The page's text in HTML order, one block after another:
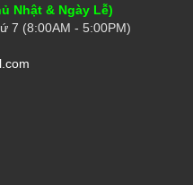
Nhật & Ngày Lễ)
7 (8:00AM - 5:00PM)